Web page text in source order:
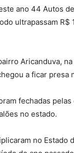
ano 44 Autos
ultrapassam
Aricanduva,
a ficar
fechadas
no estado.
no